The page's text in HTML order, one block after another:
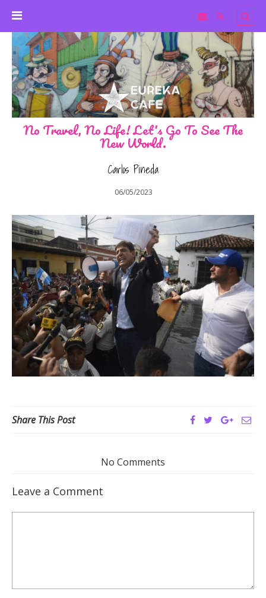
No Travel, No Life! Let's Go To See The
New World.
Carlos Pineda
06/05/2023
Share This Post
No Comments
Leave a Comment